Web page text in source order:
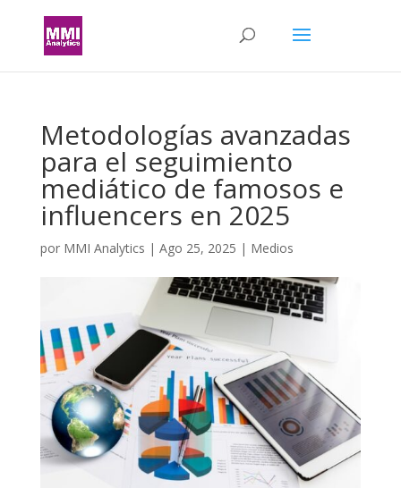
Metodologías avanzadas
para el seguimiento
mediático de famosos e
influencers en 2025
por MMI Analytics | Ago 25, 2025 | Medios